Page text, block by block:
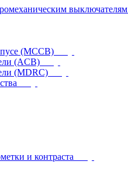
выключателям
(MCCB)
(ACB)
(MDRC)
и контраста